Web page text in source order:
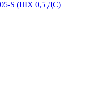
S (ШХ 0,5 ДС)